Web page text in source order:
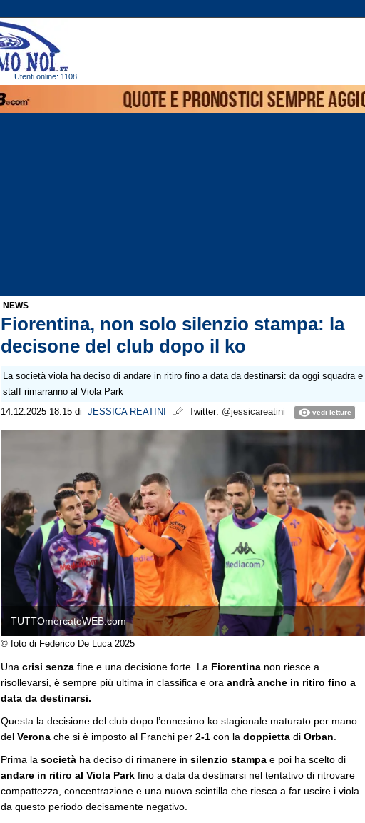
Utenti online: 1108
NEWS
Fiorentina, non solo silenzio stampa: la
decisone del club dopo il ko
La società viola ha deciso di andare in ritiro fino a data da destinarsi: da oggi squadra e
staff rimarranno al Viola Park
14.12.2025 18:15 di JESSICA REATINI Twitter: @jessicareatini vedi letture
TUTTOmercatoWEB.com
© foto di Federico De Luca 2025
Una crisi senza fine e una decisione forte. La Fiorentina non riesce a
risollevarsi, è sempre più ultima in classifica e ora andrà anche in ritiro fino a
data da destinarsi.
Questa la decisione del club dopo l’ennesimo ko stagionale maturato per mano
del Verona che si è imposto al Franchi per 2-1 con la doppietta di Orban
Prima la società ha deciso di rimanere in silenzio stampa e poi ha scelto di
andare in ritiro al Viola Park fino a data da destinarsi nel tentativo di ritrovare
compattezza, concentrazione e una nuova scintilla che riesca a far uscire i viola
da questo periodo decisamente negativo.